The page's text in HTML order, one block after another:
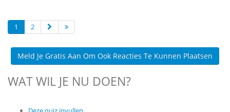
1 2
Meld Je Gratis Aan Om Ook Reacties Te Kunnen Plaatsen
WAT WIL JE NU DOEN?